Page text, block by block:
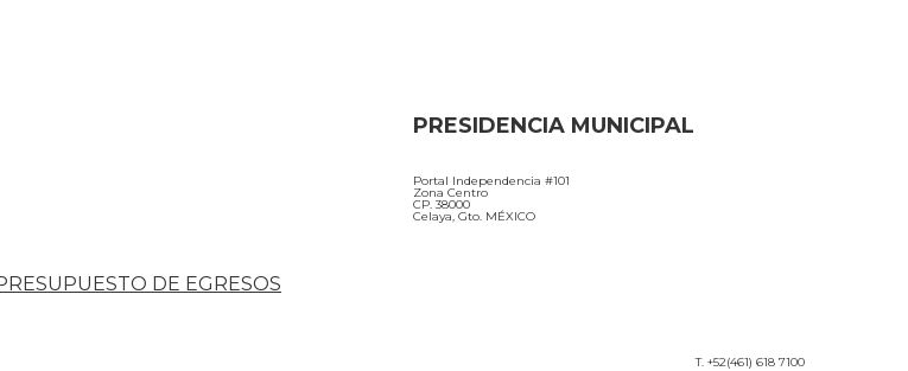
DE EGRESOS
PRESIDENCIA MUNICIPAL
Portal Independencia #101
Zona Centro
CP. 38000
Celaya, Gto. MÉXICO
T. +52(461) 618 7100